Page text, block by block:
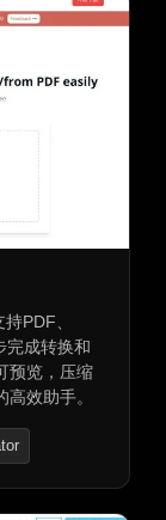
PDF、
完成转换和
预览，压缩
效助手。